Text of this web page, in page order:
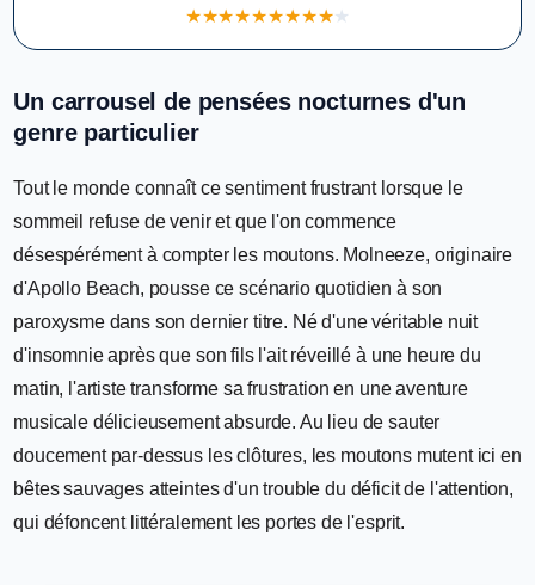
★★★★★★★★★★
Un carrousel de pensées nocturnes d'un
genre particulier
Tout le monde connaît ce sentiment frustrant lorsque le
sommeil refuse de venir et que l'on commence
désespérément à compter les moutons. Molneeze, originaire
d'Apollo Beach, pousse ce scénario quotidien à son
paroxysme dans son dernier titre. Né d'une véritable nuit
d'insomnie après que son fils l'ait réveillé à une heure du
matin, l'artiste transforme sa frustration en une aventure
musicale délicieusement absurde. Au lieu de sauter
doucement par-dessus les clôtures, les moutons mutent ici en
bêtes sauvages atteintes d'un trouble du déficit de l'attention,
qui défoncent littéralement les portes de l'esprit.